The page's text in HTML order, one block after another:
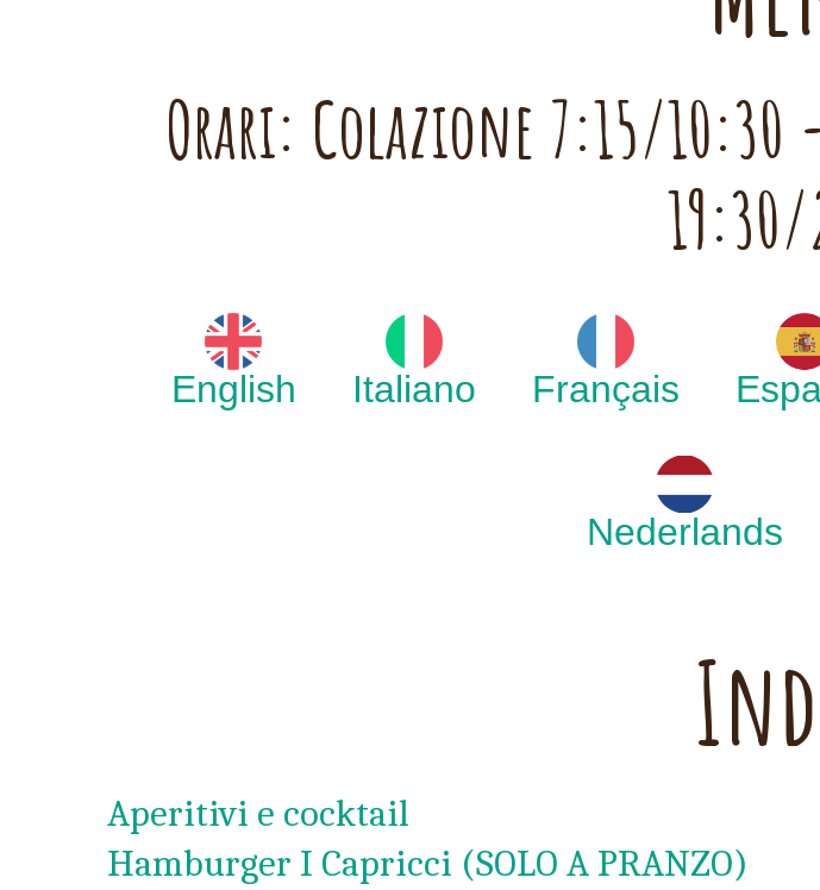
Orari: Colazione 7:15/10:30
English Italiano Français
Nederlands
Aperitivi e cocktail
Hamburger I Capricci (SOLO A PRANZO)